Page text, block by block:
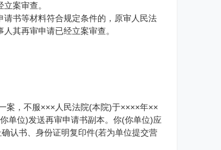
案审查。
书等材料符合规定条件的，原审人民法
其再审申请已经立案审查。
，不服×××人民法院(本院)于××××年××
单位)发送再审申请书副本。你(你单位)应
认书、身份证明复印件(若为单位提交营